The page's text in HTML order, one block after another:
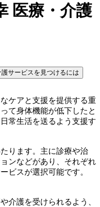
医療・介護
サービスを見つけるには
ケアと支援を提供する重
て身体機能が低下したと
常生活を送るよう支援す
ります。主に診療や治
ンなどがあり、それぞれ
ビスが選択可能です。
介護を受けられるよう、